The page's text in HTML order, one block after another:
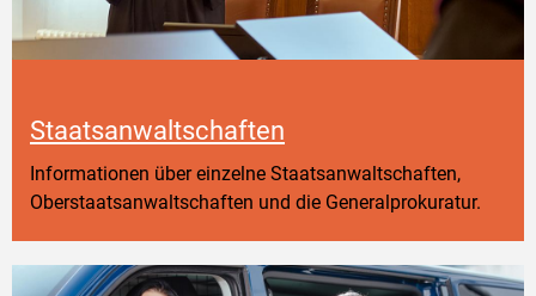
Staatsanwaltschaften
Informationen über einzelne Staatsanwaltschaften,
Oberstaatsanwaltschaften und die Generalprokuratur.